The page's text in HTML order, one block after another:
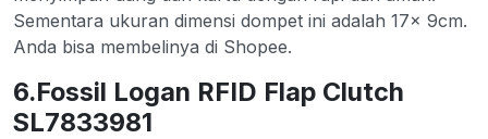
Sementara ukuran dimensi dompet ini adalah 17x 9cm.
Anda bisa membelinya di Shopee.
6.Fossil Logan RFID Flap Clutch
SL7833981